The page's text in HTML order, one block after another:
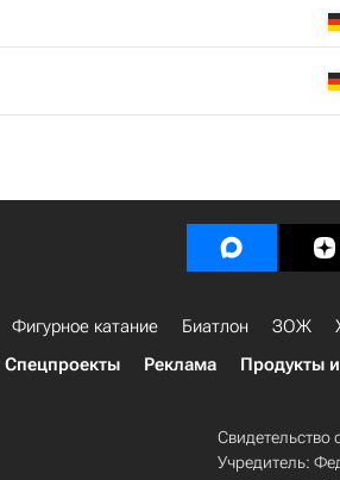
Фигурное катание Биатлон ЗОЖ
Спецпроекты
Реклама Продукты
Учредитель: